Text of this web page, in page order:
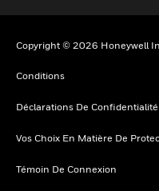
Copyright © 2026 Honeywell
Conditions
Déclarations De Confidentialité
Vos Choix En Matière De
Témoin De Connexion